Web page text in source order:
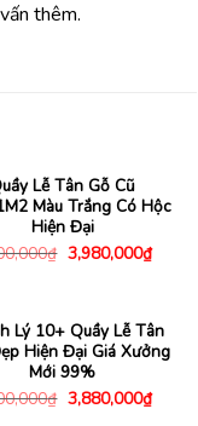
thêm.
Lễ Tân Gỗ Cũ
Màu Trắng Có Hộc
Hiện Đại
₫ Giá
gốc
3,980,000₫Giá
hiện
Lý 10+ Quầy Lễ Tân
Hiện Đại Giá Xưởng
Mới 99%
₫ Giá
gốc
3,880,000₫Giá
hiện